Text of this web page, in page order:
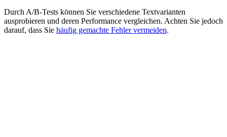
Durch A/B-Tests können Sie verschiedene Textvarianten
ausprobieren und deren Performance vergleichen. Achten Sie jedoch
darauf, dass Sie häufig gemachte Fehler vermeiden.